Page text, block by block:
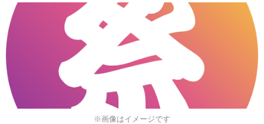
※画像はイメージです